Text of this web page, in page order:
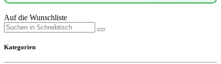
Auf die Wunschliste
Kategorien